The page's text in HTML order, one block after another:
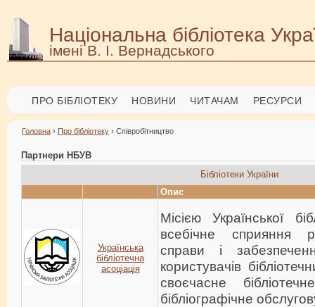
Національна бібліотека
імені В. І. Вернадського
ПРО БІБЛІОТЕКУ НОВИНИ ЧИТАЧАМ РЕСУРСИ
Головна › Про бібліотеку › Співробітництво
Партнери НБУВ
Бібліотеки України
Опис
Українська
бібліотечна
асоціація
Місією Української
всебічне сприяння
справи і
користувачів
своєчасне
бібліографічне